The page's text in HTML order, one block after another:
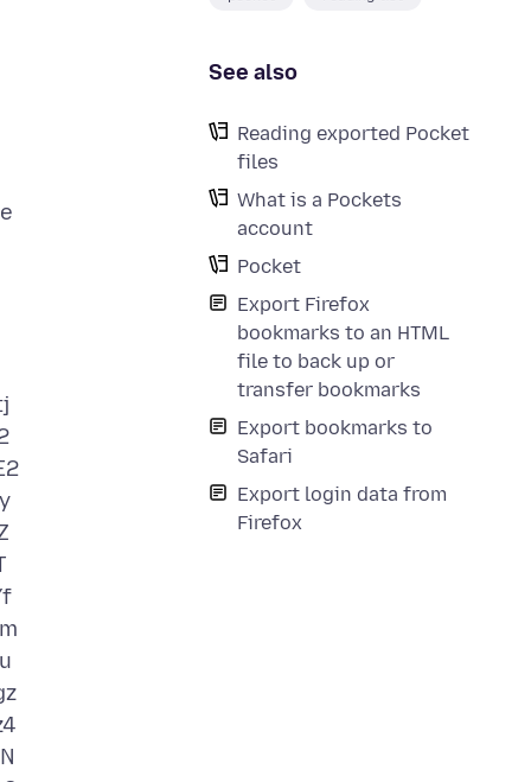
See also
Reading exported Pocket
files
What is a Pockets
account
Pocket
Export Firefox
bookmarks to an HTML
file to back up or
transfer bookmarks
Export bookmarks to
Safari
Export login data from
Firefox